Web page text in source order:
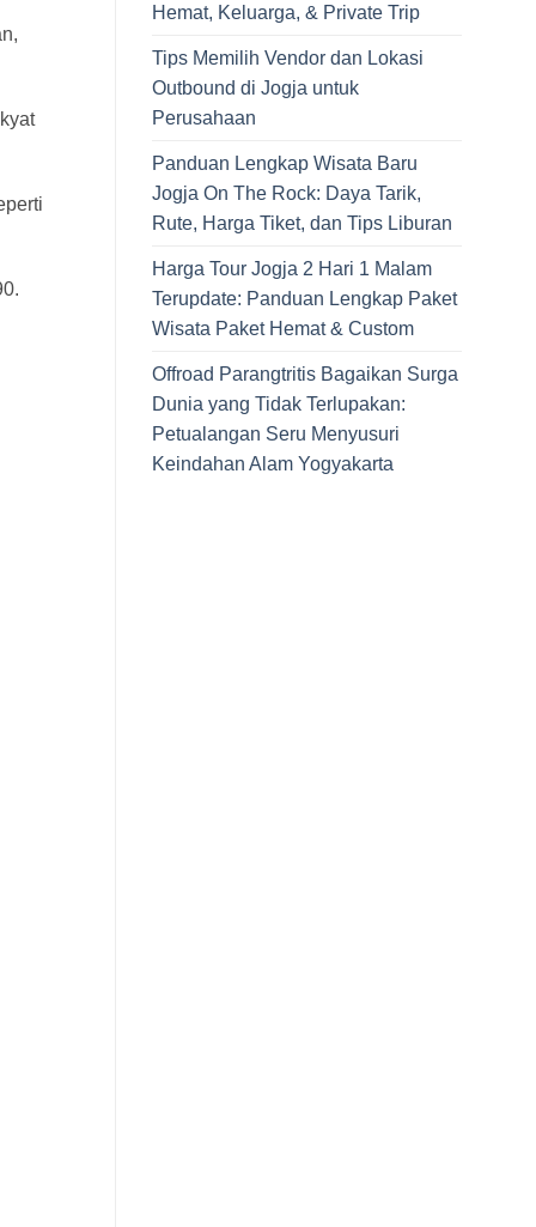
Hemat, Keluarga, & Private Trip
Tips Memilih Vendor dan Lokasi
Outbound di Jogja untuk
Perusahaan
Panduan Lengkap Wisata Baru
Jogja On The Rock: Daya Tarik,
Rute, Harga Tiket, dan Tips Liburan
Harga Tour Jogja 2 Hari 1 Malam
Terupdate: Panduan Lengkap Paket
Wisata Paket Hemat & Custom
Offroad Parangtritis Bagaikan Surga
Dunia yang Tidak Terlupakan:
Petualangan Seru Menyusuri
Keindahan Alam Yogyakarta